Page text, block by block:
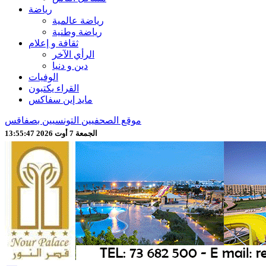
رياضة
رياضة عالمية
رياضة وطنية
ثقافة و إعلام
الرأي الآخر
دين و دنيا
الوفيات
القراء يكتبون
مايد إين سفاكس
موقع الصحفيين التونسيين بصفاقس
الجمعة 7 أوت 2026 13:55:50